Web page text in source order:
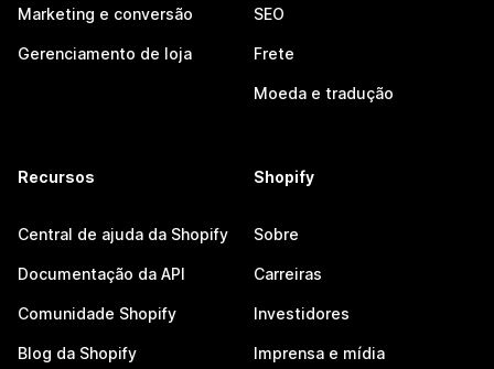
Marketing e conversão
Gerenciamento de loja
SEO
Frete
Moeda e tradução
Recursos
Central de ajuda da Shopify
Documentação da API
Comunidade Shopify
Blog da Shopify
Shopify
Sobre
Carreiras
Investidores
Imprensa e mídia